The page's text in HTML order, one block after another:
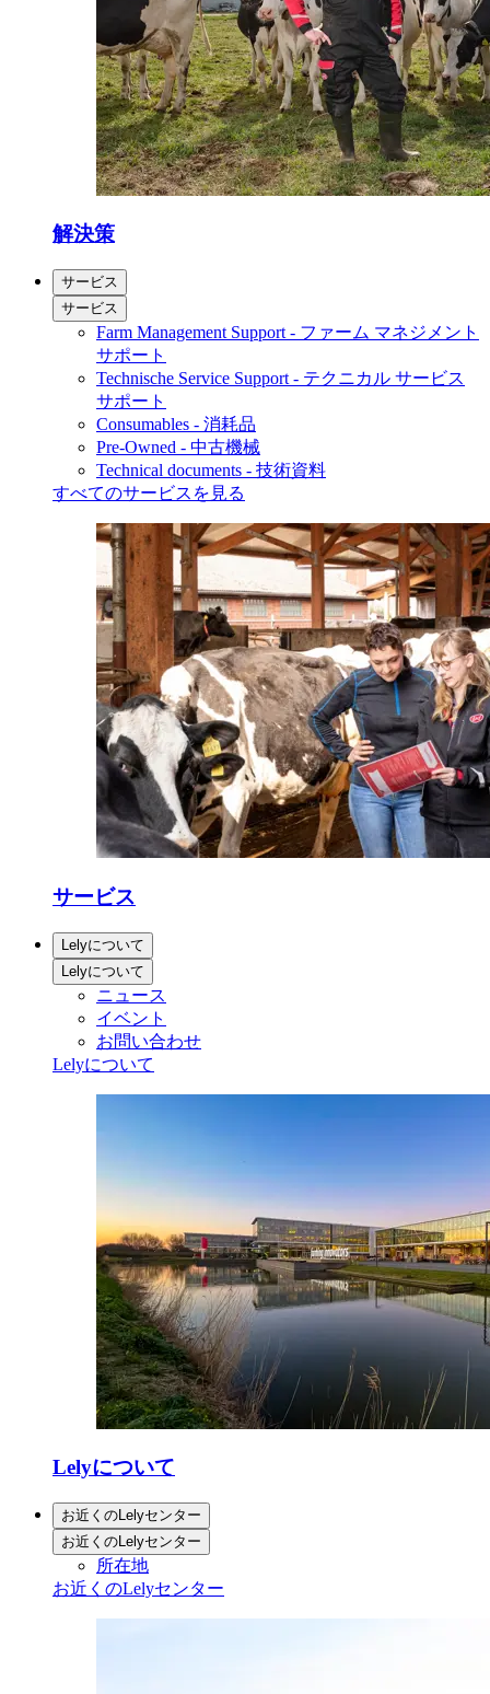
解決策
サービス
サービス
Farm Management Support - ファーム マネジメント
サポート
Technische Service Support - テクニカル サービス
サポート
Consumables - 消耗品
Pre-Owned - 中古機械
Technical documents - 技術資料
すべてのサービスを見る
サービス
Lelyについて
Lelyについて
ニュース
イベント
お問い合わせ
Lelyについて
Lelyについて
お近くのLelyセンター
お近くのLelyセンター
所在地
お近くのLelyセンター